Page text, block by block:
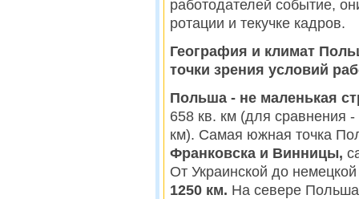
работодателей событие,
ротации и текучке кадров.
География и климат
точки зрения условий
Польша - не маленькая
658 кв. км (для сравнения
км). Самая южная точка
Франковска и Винницы,
От Украинской до
1250 км. На севере